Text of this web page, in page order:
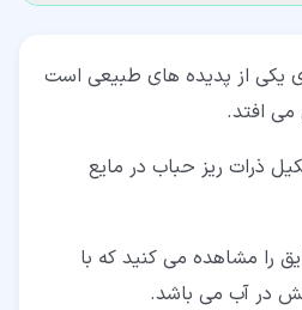
یکی از پدیده های طبیعی است
می افتد.
ذرات ریز حباب در مایع
را مشاهده می کنید که با
در آب می باشد.